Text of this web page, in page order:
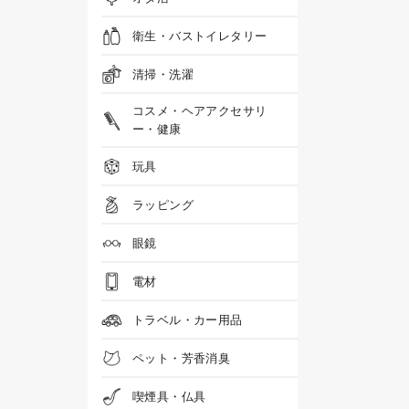
衛生・バストイレタリー
清掃・洗濯
コスメ・ヘアアクセサリ
ー・健康
玩具
ラッピング
眼鏡
電材
トラベル・カー用品
ペット・芳香消臭
喫煙具・仏具